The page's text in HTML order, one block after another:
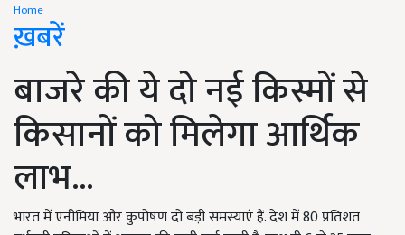
Home
ख़बरें
बाजरे की ये दो नई किस्मों से
किसानों को मिलेगा आर्थिक
लाभ...
भारत में एनीमिया और कुपोषण दो बड़ी समस्याएं हैं. देश में 80 प्रतिशत